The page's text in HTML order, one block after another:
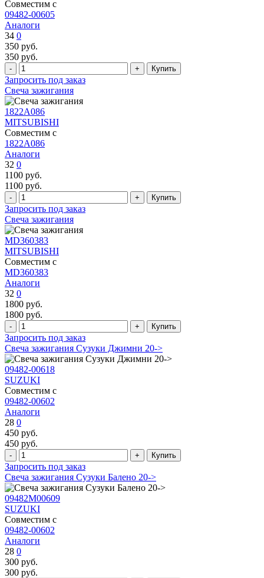
Совместим с
09482-00605
Аналоги
34 0
350 руб.
350 руб.
Запросить под заказ
Свеча зажигания
1822A086
MITSUBISHI
Совместим с
1822A086
Аналоги
32 0
1100 руб.
1100 руб.
Запросить под заказ
Свеча зажигания
MD360383
MITSUBISHI
Совместим с
MD360383
Аналоги
32 0
1800 руб.
1800 руб.
Запросить под заказ
Свеча зажигания Сузуки Джимни 20->
09482-00618
SUZUKI
Совместим с
09482-00602
Аналоги
28 0
450 руб.
450 руб.
Запросить под заказ
Свеча зажигания Сузуки Балено 20->
09482M00609
SUZUKI
Совместим с
09482-00602
Аналоги
28 0
300 руб.
300 руб.